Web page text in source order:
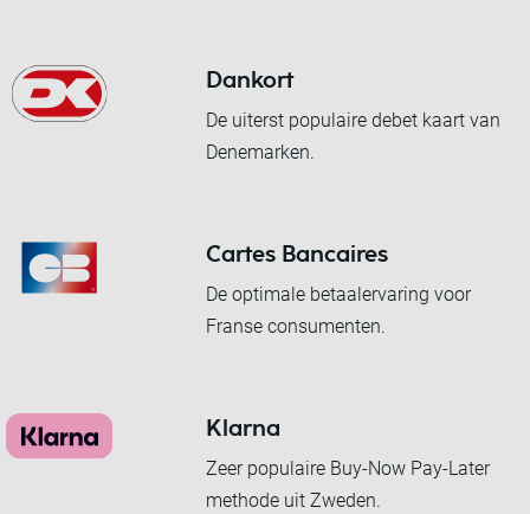
Dankort
De uiterst populaire debet kaart van
Denemarken.
Cartes Bancaires
De optimale betaalervaring voor
Franse consumenten.
Klarna
Zeer populaire Buy-Now Pay-Later
methode uit Zweden.